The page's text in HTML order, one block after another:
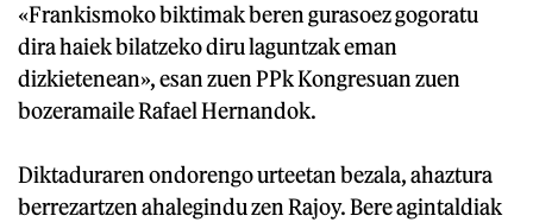
«Frankismoko biktimak beren gurasoez gogoratu
dira haiek bilatzeko diru laguntzak eman
dizkietenean», esan zuen PPk Kongresuan zuen
bozeramaile Rafael Hernandok.
Diktaduraren ondorengo urteetan bezala, ahaztura
berrezartzen ahalegindu zen Rajoy. Bere agintaldiak